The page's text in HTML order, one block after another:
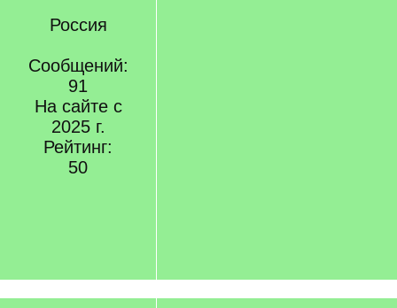
Россия
Сообщений:
91
На сайте с
2025 г.
Рейтинг:
50